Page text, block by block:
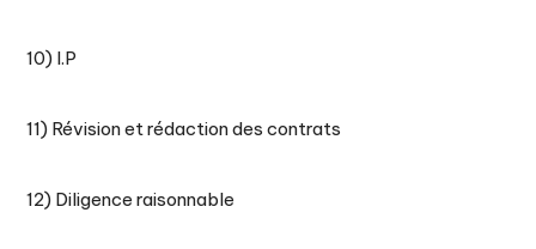
10) I.P
11) Révision et rédaction des contrats
12) Diligence raisonnable